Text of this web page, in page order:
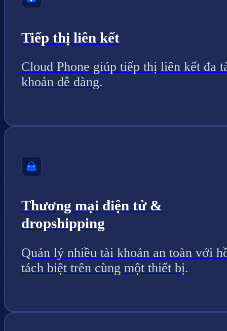
Tiếp thị liên kết
Cloud Phone giúp tiếp thị liên kết đa
khoản dễ dàng.
Thương mại điện tử &
dropshipping
Quản lý nhiều tài khoản an toàn với
tách biệt trên cùng một thiết bị.